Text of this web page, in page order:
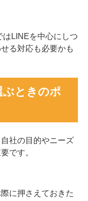
はLINEを中心にしつ
る対応も必要かも
ぶときのポ
社の目的やニーズ
です。
に押さえておきた